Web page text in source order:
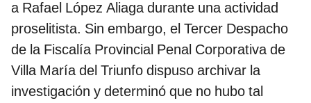
a Rafael López Aliaga durante una actividad
proselitista. Sin embargo, el Tercer Despacho
de la Fiscalía Provincial Penal Corporativa de
Villa María del Triunfo dispuso archivar la
investigación y determinó que no hubo tal